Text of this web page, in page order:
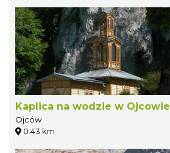
Kaplica na wodzie w Ojcowie
Ojców
0.43 km